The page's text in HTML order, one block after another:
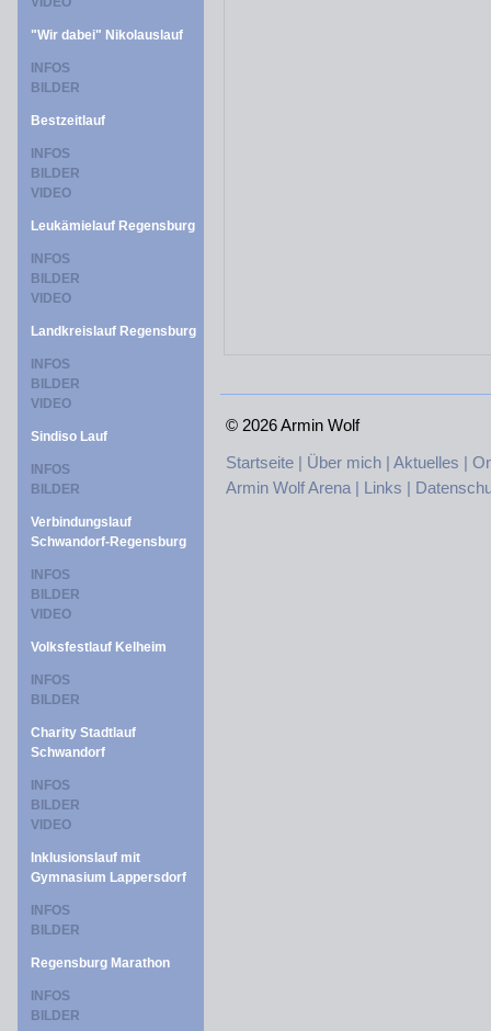
"Wir dabei" Nikolauslauf
INFOS
BILDER
Bestzeitlauf
INFOS
BILDER
VIDEO
Leukämielauf Regensburg
INFOS
BILDER
VIDEO
Landkreislauf Regensburg
INFOS
BILDER
VIDEO
Sindiso Lauf
INFOS
BILDER
Verbindungslauf
Schwandorf-Regensburg
INFOS
BILDER
VIDEO
Volksfestlauf Kelheim
INFOS
BILDER
Charity Stadtlauf
Schwandorf
INFOS
BILDER
VIDEO
Inklusionslauf mit
Gymnasium Lappersdorf
INFOS
BILDER
Regensburg Marathon
INFOS
BILDER
© 2026 Armin Wolf
Startseite | Über mich | Aktuelles |
Armin Wolf Arena | Links |